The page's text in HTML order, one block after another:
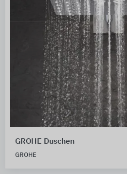
GROHE Duschen
GROHE